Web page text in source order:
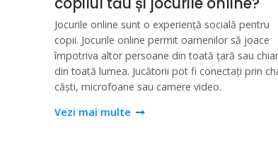
Jocurile online sunt o experiență socială pentru
copii. Jocurile online permit oamenilor să joace
împotriva altor persoane din toată țară sau chiar
din toată lumea. Jucătorii pot fi conectați prin
căști, microfoane sau camere video.
Vezi mai multe